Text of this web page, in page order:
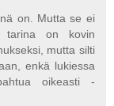
on. Mutta se ei
on kovin
mutta silti
enkä lukiessa
oikeasti -